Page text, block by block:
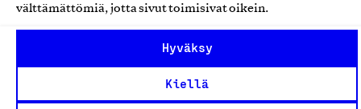
välttämättömiä, jotta sivut toimisivat oikein.
Hyväksy
Kiellä
Design From Finland